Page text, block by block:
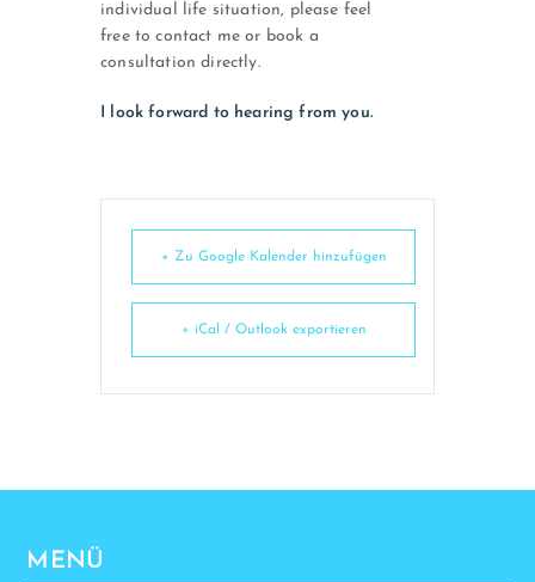
individual life situation, please feel
free to contact me or book a
consultation directly.
I look forward to hearing from you.
+ Zu Google Kalender hinzufügen
+ iCal / Outlook exportieren
MENÜ